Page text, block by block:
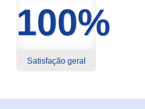
100%
Satisfação geral